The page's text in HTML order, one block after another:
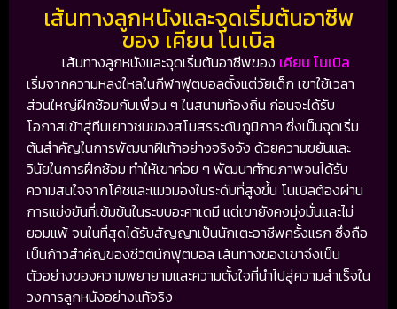
เส้นทางลูกหนังและจุดเริ่มต้นอาชีพ
ของ เคียน โนเบิล
เส้นทางลูกหนังและจุดเริ่มต้นอาชีพของ เคียน โนเบิล
เริ่มจากความหลงใหลในกีฬาฟุตบอลตั้งแต่วัยเด็ก เขาใช้เวลา
ส่วนใหญ่ฝึกซ้อมกับเพื่อน ๆ ในสนามท้องถิ่น ก่อนจะได้รับ
โอกาสเข้าสู่ทีมเยาวชนของสโมสรระดับภูมิภาค ซึ่งเป็นจุดเริ่ม
ต้นสำคัญในการพัฒนาฝีเท้าอย่างจริงจัง ด้วยความขยันและ
วินัยในการฝึกซ้อม ทำให้เขาค่อย ๆ พัฒนาศักยภาพจนได้รับ
ความสนใจจากโค้ชและแมวมองในระดับที่สูงขึ้น โนเบิลต้องผ่าน
การแข่งขันที่เข้มข้นในระบบอะคาเดมี แต่เขายังคงมุ่งมั่นและไม่
ยอมแพ้ จนในที่สุดได้รับสัญญาเป็นนักเตะอาชีพครั้งแรก ซึ่งถือ
เป็นก้าวสำคัญของชีวิตนักฟุตบอล เส้นทางของเขาจึงเป็น
ตัวอย่างของความพยายามและความตั้งใจที่นำไปสู่ความสำเร็จใน
วงการลูกหนังอย่างแท้จริง